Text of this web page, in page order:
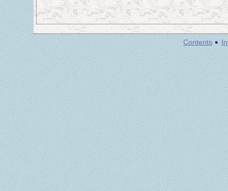
Contents ·